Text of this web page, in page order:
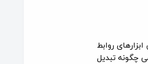
روابط
چگونه تبدیل